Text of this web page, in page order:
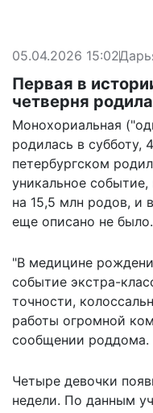
05.04.2026 15:02
Первая в
четверня
Монохориальная
родилась в субботу,
петербургском
уникальное
на 15,5 млн родов, и
еще описано не было.
"В медицине
событие экстра-
точности,
работы огромной
сообщении роддома.
Четыре девочки
недели. По данным